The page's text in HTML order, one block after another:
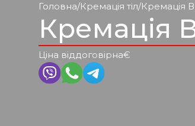
Головна/Кремація тіл/Кремація В
Кремація
Ціна віддоговірна€